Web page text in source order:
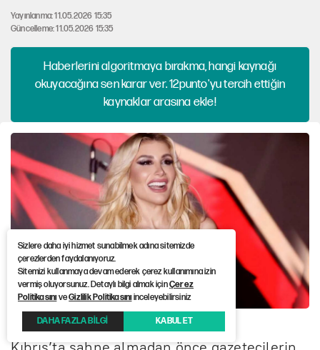
Yayınlanma: 11.05.2026 15:35
Güncelleme: 11.05.2026 15:35
Haberlerini algoritmaya bırakma, hangi kaynağı
okuyacağına sen karar ver. 12punto'yu tercih ettiğin
kaynaklar arasına ekle!
Sizlere daha iyi hizmet sunabilmek adına sitemizde
çerezlerden faydalanıyoruz.
Sitemizi kullanmaya devam ederek çerez kullanımına izin
vermiş oluyorsunuz. Detaylı bilgi almak içinÇerez
PolitikasınıveGizlilik Politikasınıinceleyebilirsiniz
DAHA FAZLA BİLGİ KABUL ET